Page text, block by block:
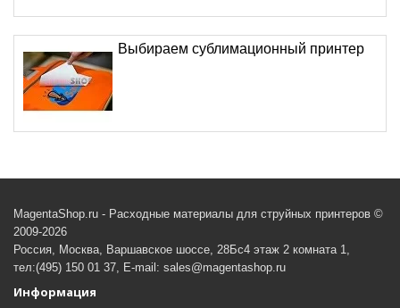
Выбираем сублимационный принтер
MagentaShop.ru - Расходные материалы для струйных принтеров ©
2009-2026
Россия, Москва, Варшавское шоссе, 28Бс4 этаж 2 комната 1,
тел:(495) 150 01 37, E-mail: sales@magentashop.ru
Информация